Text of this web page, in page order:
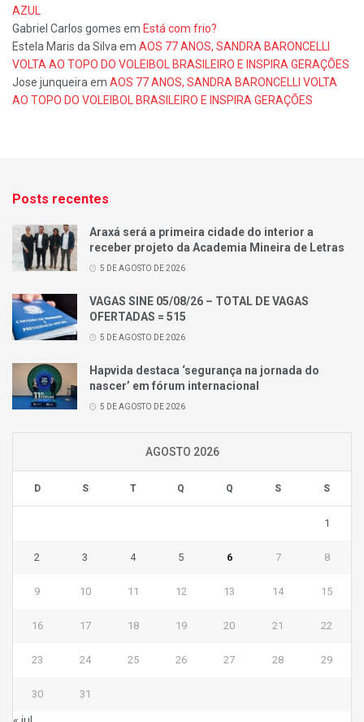
AZUL
Gabriel Carlos gomes em Está com frio?
Estela Maris da Silva em AOS 77 ANOS, SANDRA BARONCELLI
VOLTA AO TOPO DO VOLEIBOL BRASILEIRO E INSPIRA GERAÇÕES
Jose junqueira em AOS 77 ANOS, SANDRA BARONCELLI VOLTA
AO TOPO DO VOLEIBOL BRASILEIRO E INSPIRA GERAÇÕES
Posts recentes
Araxá será a primeira cidade do interior a
receber projeto da Academia Mineira de Letras
5 DE AGOSTO DE 2026
VAGAS SINE 05/08/26 – TOTAL DE VAGAS
OFERTADAS = 515
5 DE AGOSTO DE 2026
Hapvida destaca ‘segurança na jornada do
nascer’ em fórum internacional
5 DE AGOSTO DE 2026
AGOSTO 2026
D S T Q Q S S
1
2 3 4 5 6 7 8
9 10 11 12 13 14 15
16 17 18 19 20 21 22
23 24 25 26 27 28 29
30 31